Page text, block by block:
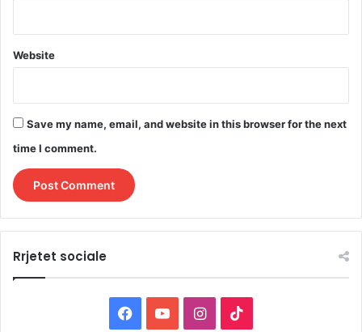
Website
Save my name, email, and website in this browser for the next
time I comment.
Rrjetet sociale
I